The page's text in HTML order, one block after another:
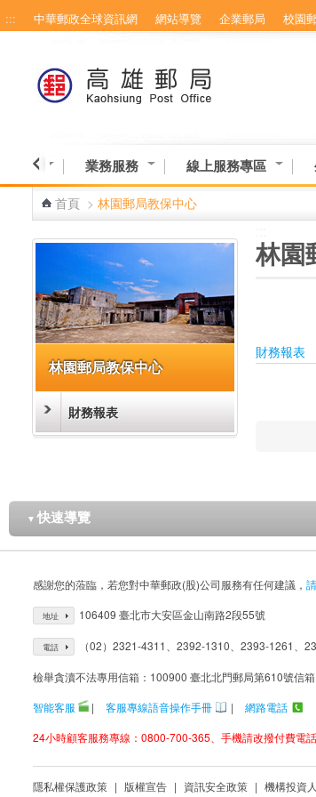
::: 中華郵政全球資訊網 網站導覽 企業郵局 校園
業資訊 業務服務 線上服務專區
首頁 > 林園郵局教保中心
林園郵局教保中心
財務報表
林園
財務報表
▼ 快速導覽
感謝您的蒞臨，若您對中華郵政(股)公司服務有任何建議，
地址 106409 臺北市大安區金山南路2段55號
電話 （02）2321-4311、2392-1310、2393-1261、
檢舉貪瀆不法專用信箱：100900 臺北北門郵局第610號信箱
智能客服
| 客服專線語音操作手冊 |
網路電話
24小時顧客服務專線：0800-700-365、手機請改撥付費電
隱私權保護政策 | 版權宣告 | 資訊安全政策 | 機構投資